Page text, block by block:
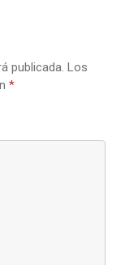
publicada. Los
*